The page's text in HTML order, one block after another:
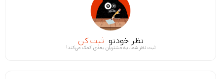
نظر خودتو ثبت کن
ثبت نظر شما، به مشتریان بعدی کمک می‌کند!